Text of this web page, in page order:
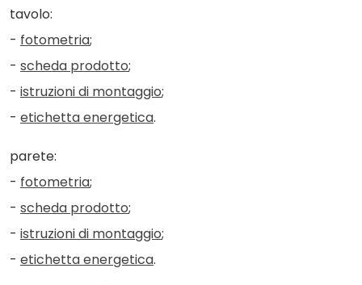
tavolo:
- fotometria;
- scheda prodotto;
- istruzioni di montaggio;
- etichetta energetica.
parete:
- fotometria;
- scheda prodotto;
- istruzioni di montaggio;
- etichetta energetica.